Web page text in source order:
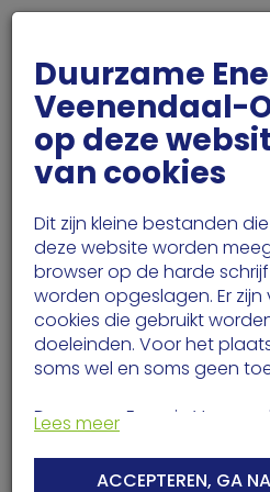
Afmelden
Duurzame
Veenendaal-
op deze
van cookies
Dit zijn kleine bestanden
deze website worden
browser op de harde
worden opgeslagen. Er
cookies die gebruikt
doeleinden. Voor het
soms wel en soms geen
Duurzame Energie
verzamelen met
Lees meer
ACCEPTEREN, GA